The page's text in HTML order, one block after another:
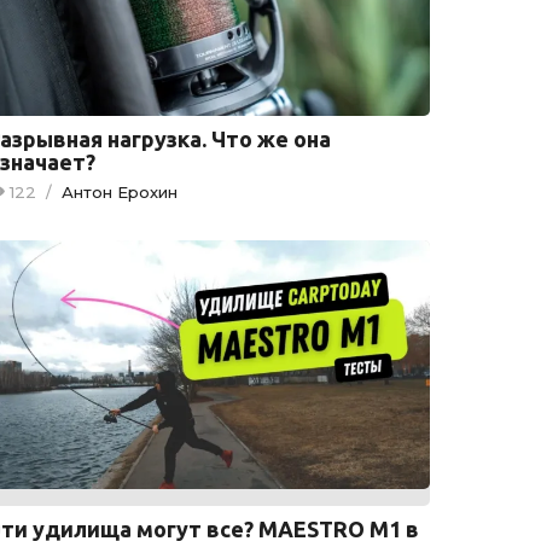
нагрузка. Что же она
122 /Антон Ерохин
удилища могут все? MAESTRO M1 в